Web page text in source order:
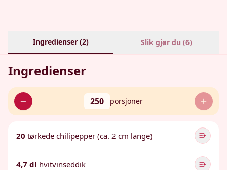
Ingredienser (2) Slik gjør du (6)
Ingredienser
250 porsjoner
20 tørkede chilipepper (ca. 2 cm lange)
4,7 dl hvitvinseddik